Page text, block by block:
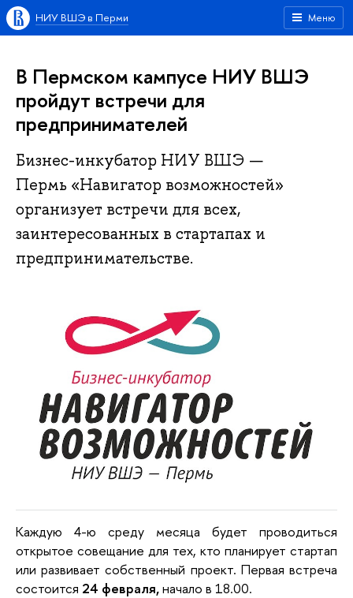
Меню
НИУ ВШЭ в Перми
В Пермском кампусе НИУ ВШЭ
пройдут встречи для
предпринимателей
Бизнес-инкубатор НИУ ВШЭ —
Пермь «Навигатор возможностей»
организует встречи для всех,
заинтересованных в стартапах и
предпринимательстве.
Каждую 4-ю среду месяца будет проводиться
открытое совещание для тех, кто планирует стартап
или развивает собственный проект. Первая встреча
состоится 24 февраля,начало в 18.00.